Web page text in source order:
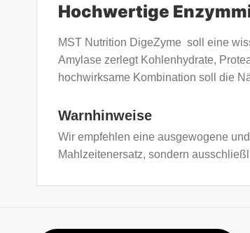
Hochwertige
MST Nutrition DigeZyme soll eine
Amylase zerlegt Kohlenhydrate,
hochwirksame Kombination soll die
Warnhinweise
Wir empfehlen eine ausgewogene
Mahlzeitenersatz, sondern